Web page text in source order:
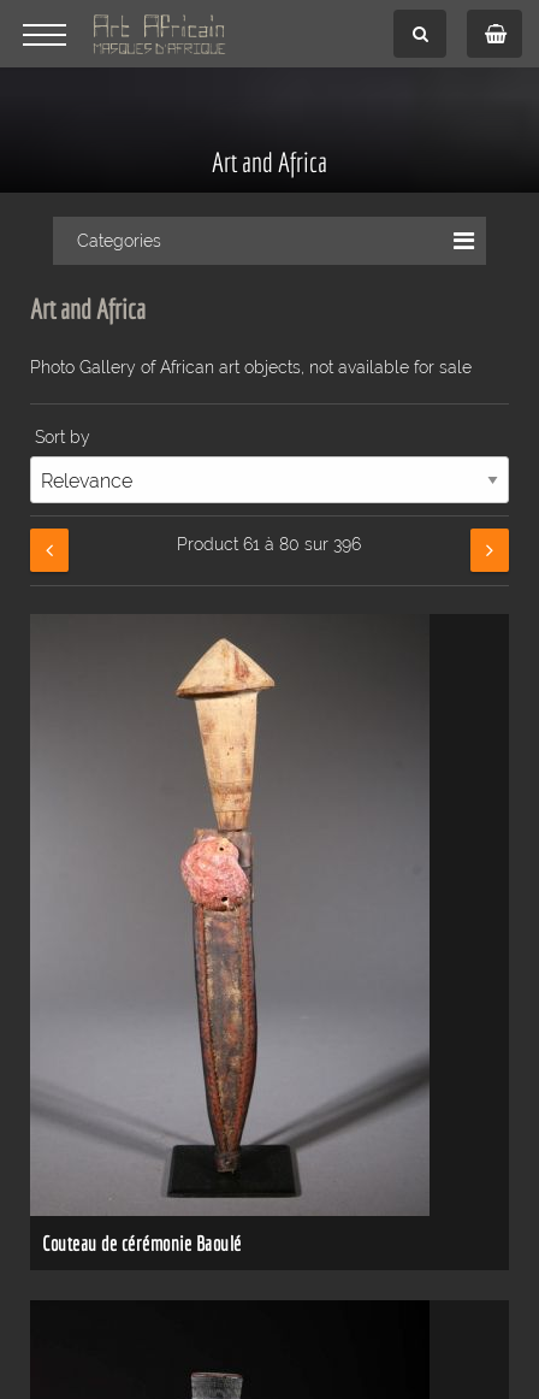
Art and Africa
Categories
Art and Africa
Photo Gallery of African art objects, not available for sale
Sort by
Product 61 à 80 sur 396
Couteau de cérémonie Baoulé